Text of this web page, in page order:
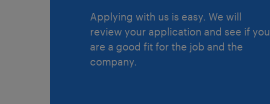
Applying with us is easy. We will
review your application and see if you
are a good fit for the job and the
company.